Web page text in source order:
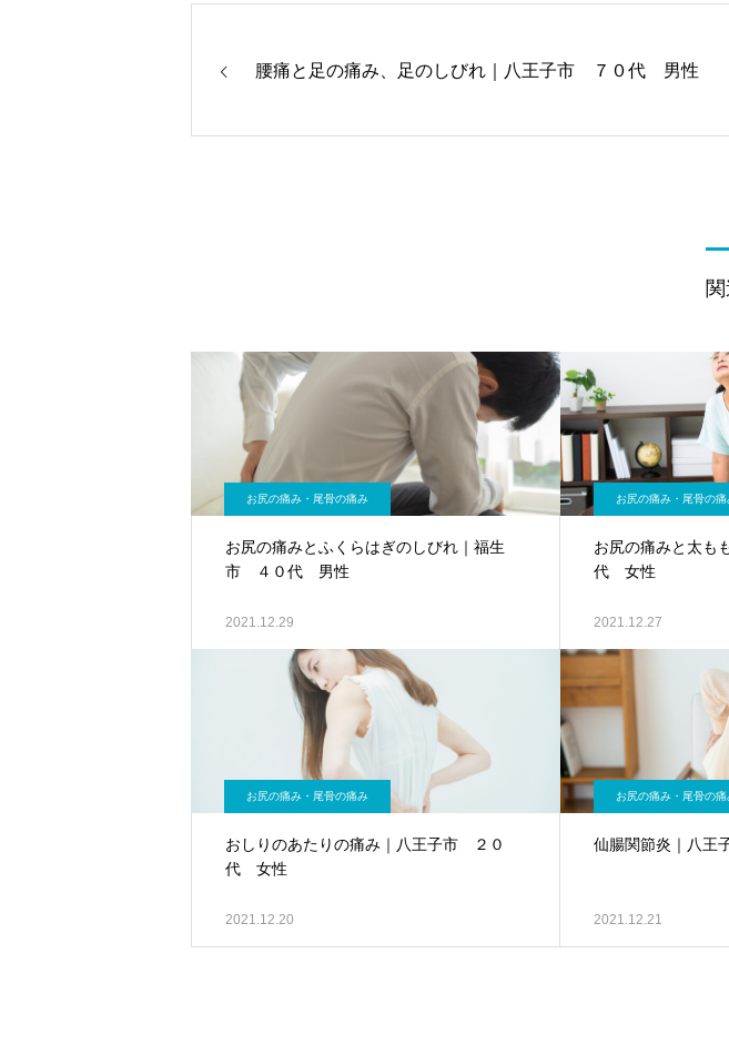
腰痛と足の痛み、足のしびれ｜八王子市 ７０代 男性
お尻の痛み・尾骨の痛み
お尻の痛みとふくらはぎのしびれ｜福生
市 ４０代 男性
2021.12.29
お尻の痛み・尾骨の痛
お尻の痛みと太も
代 女性
2021.12.27
お尻の痛み・尾骨の痛み
おしりのあたりの痛み｜八王子市 ２０
代 女性
2021.12.20
お尻の痛み・尾骨の痛
仙腸関節炎｜八
2021.12.21